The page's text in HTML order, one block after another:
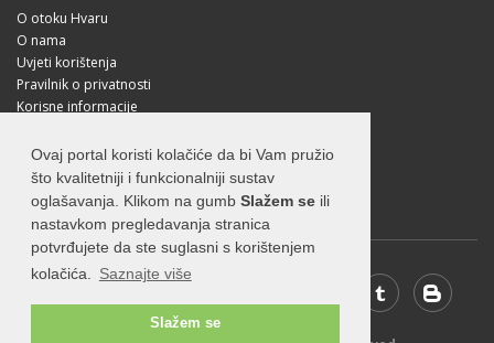
Ovaj portal koristi kolačiće da bi Vam pružio
što kvalitetniji i funkcionalniji sustav
oglašavanja. Klikom na gumb Slažem se ili
nastavkom pregledavanja stranica
potvrđujete da ste suglasni s korištenjem
kolačića.
Saznajte više
Slažem se
O otoku Hvaru
O nama
Uvjeti korištenja
Pravilnik o privatnosti
Korisne informacije
Free Mobile App
Visit Croatia